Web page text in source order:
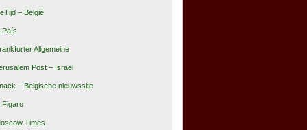
– België
País
Allgemeine
Post – Israel
– Belgische nieuwssite
Figaro
Times